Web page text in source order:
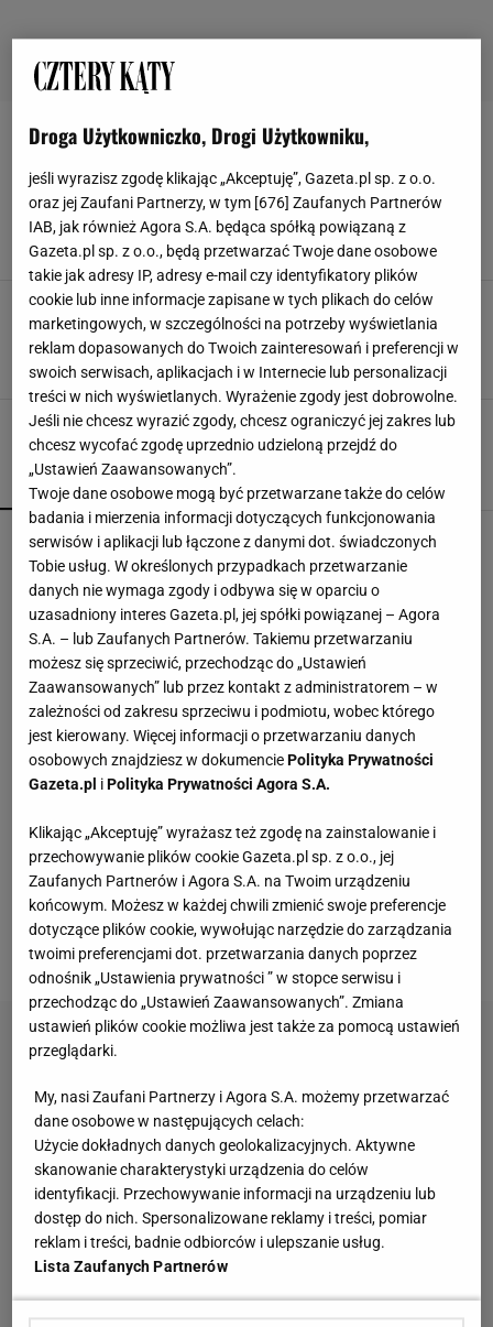
GRANATOWY
Ten kolor będzie prawdziwym hitem 2026.
Gwarantuje luksusowe wnętrze z klasą
ARANŻACJE WNĘTRZ GRANATOWY KRZESŁA
Jaki kolor pasuje do granatu? Te odcienie
tworzą duet idealny
GRANAT GRANATOWY
JAKI KOLOR DO SYPIALNI
JAKI KOLOR ŚCIAN
POPULARNE NAJNOWSZE
Kochały je nasze babcie. Garnki żeliwne są
niezastąpione w letniej i jesiennej kuchni
Vintage gramofony wracają do łask. Polacy na
nowo pokochali vinyle
Jeden wakacyjny nawyk może mieć
nieprzyjemne konsekwencje. Też tak robisz?
MATERIAŁ PROMOCYJNY
Te dywany są porządne jak za dawnych lato.
Piękne wzory, a ceny? Nawet mniej niż 50 zł
Znalazłam idealne, tanie narożniki z funkcją
spania i pojemnikiem na pościel. Są w boskich
kolorach
Droga Użytkowniczko, Drogi Użytkowniku,
jeśli wyrazisz zgodę klikając „Akceptuję”, Gazeta.pl sp. z o.o.
oraz jej Zaufani Partnerzy, w tym [676] Zaufanych Partnerów
IAB, jak również Agora S.A. będąca spółką powiązaną z
Gazeta.pl sp. z o.o., będą przetwarzać Twoje dane osobowe
takie jak adresy IP, adresy e-mail czy identyfikatory plików
cookie lub inne informacje zapisane w tych plikach do celów
marketingowych, w szczególności na potrzeby wyświetlania
reklam dopasowanych do Twoich zainteresowań i preferencji w
swoich serwisach, aplikacjach i w Internecie lub personalizacji
treści w nich wyświetlanych. Wyrażenie zgody jest dobrowolne.
Jeśli nie chcesz wyrazić zgody, chcesz ograniczyć jej zakres lub
chcesz wycofać zgodę uprzednio udzieloną przejdź do
„Ustawień Zaawansowanych”.
Twoje dane osobowe mogą być przetwarzane także do celów
badania i mierzenia informacji dotyczących funkcjonowania
serwisów i aplikacji lub łączone z danymi dot. świadczonych
Tobie usług. W określonych przypadkach przetwarzanie
danych nie wymaga zgody i odbywa się w oparciu o
uzasadniony interes Gazeta.pl, jej spółki powiązanej – Agora
S.A. – lub Zaufanych Partnerów. Takiemu przetwarzaniu
możesz się sprzeciwić, przechodząc do „Ustawień
Zaawansowanych” lub przez kontakt z administratorem – w
zależności od zakresu sprzeciwu i podmiotu, wobec którego
jest kierowany. Więcej informacji o przetwarzaniu danych
osobowych znajdziesz w dokumenciePolityka Prywatności
Gazeta.pl iPolityka Prywatności Agora S.A.
Klikając „Akceptuję” wyrażasz też zgodę na zainstalowanie i
przechowywanie plików cookie Gazeta.pl sp. z o.o., jej
Zaufanych Partnerów i Agora S.A. na Twoim urządzeniu
końcowym. Możesz w każdej chwili zmienić swoje preferencje
dotyczące plików cookie, wywołując narzędzie do zarządzania
twoimi preferencjami dot. przetwarzania danych poprzez
odnośnik „Ustawienia prywatności ” w stopce serwisu i
przechodząc do „Ustawień Zaawansowanych”. Zmiana
ustawień plików cookie możliwa jest także za pomocą ustawień
przeglądarki.
My, nasi Zaufani Partnerzy i Agora S.A. możemy przetwarzać
dane osobowe w następujących celach:
Użycie dokładnych danych geolokalizacyjnych. Aktywne
skanowanie charakterystyki urządzenia do celów
identyfikacji. Przechowywanie informacji na urządzeniu lub
dostęp do nich. Spersonalizowane reklamy i treści, pomiar
reklam i treści, badnie odbiorców i ulepszanie usług.
Lista Zaufanych Partnerów